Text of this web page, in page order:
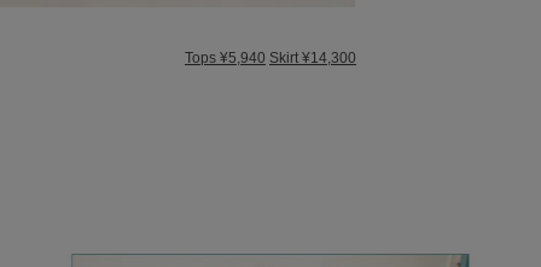
Tops ¥5,940 Skirt ¥14,300